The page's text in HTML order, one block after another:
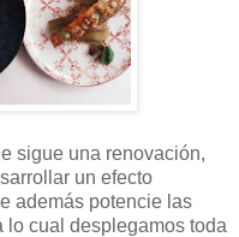
sigue una renovación,
un efecto
además potencie las
lo cual desplegamos toda